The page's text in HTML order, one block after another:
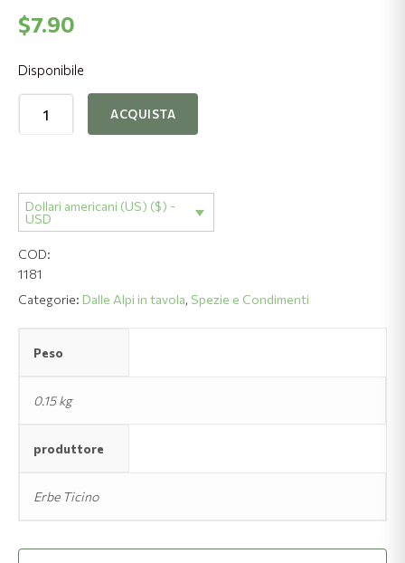
$7.90
Disponibile
aromatiche
e
quantità
ACQUISTA
Dollari americani (US) ($) -
USD
COD:
1181
Categorie: Dalle Alpi in tavola, Spezie e Condimenti
Peso
0.15 kg
produttore
Erbe Ticino